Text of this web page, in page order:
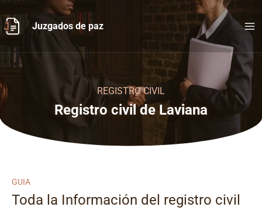
al
contenido
Juzgados de paz
REGISTRO CIVIL
Registro civil de Laviana
GUIA
Toda la Información del registro civil